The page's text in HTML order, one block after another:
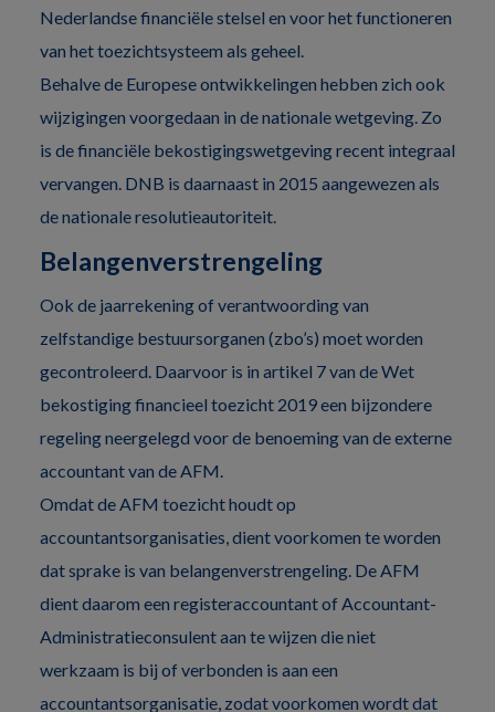
Nederlandse financiële stelsel en voor het functioneren
van het toezichtsysteem als geheel.
Behalve de Europese ontwikkelingen hebben zich ook
wijzigingen voorgedaan in de nationale wetgeving. Zo
is de financiële bekostigingswetgeving recent integraal
vervangen. DNB is daarnaast in 2015 aangewezen als
de nationale resolutieautoriteit.
Belangenverstrengeling
Ook de jaarrekening of verantwoording van
zelfstandige bestuursorganen (zbo’s) moet worden
gecontroleerd. Daarvoor is in artikel 7 van de Wet
bekostiging financieel toezicht 2019 een bijzondere
regeling neergelegd voor de benoeming van de externe
accountant van de AFM.
Omdat de AFM toezicht houdt op
accountantsorganisaties, dient voorkomen te worden
dat sprake is van belangenverstrengeling. De AFM
dient daarom een registeraccountant of Accountant-
Administratieconsulent aan te wijzen die niet
werkzaam is bij of verbonden is aan een
accountantsorganisatie, zodat voorkomen wordt dat